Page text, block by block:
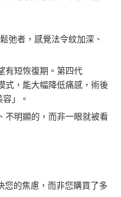
弛者，感覺法令紋加深、
有短恢復期。第四代
式，能大幅降低痛感，術後
」。
不明顯的，而非一眼就被看
您的焦慮，而非您購買了多